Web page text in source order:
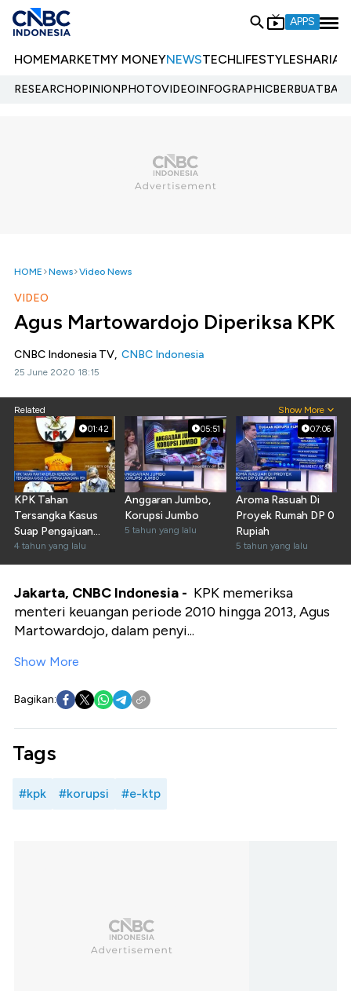
APPS
HOMEMARKETMY MONEYNEWSTECHLIFESTYLESHARIA
RESEARCHOPINIONPHOTOVIDEOINFOGRAPHIC
HOME News Video News
VIDEO
Agus Martowardojo Diperiksa KPK
CNBC Indonesia TV, CNBC Indonesia
25 June 2020 18:15
Related Show More
01:42
KPK Tahan
Tersangka Kasus
Suap Pengajuan
Dana PEN
4 tahun yang lalu
05:51
Anggaran Jumbo,
Korupsi Jumbo
5 tahun yang lalu
07:06
Aroma Rasuah Di
Proyek Rumah DP 0
Rupiah
5 tahun yang lalu
Jakarta, CNBC Indonesia - KPK memeriksa
menteri keuangan periode 2010 hingga 2013, Agus
Martowardojo, dalam penyi...
Show More
Bagikan:
Tags
#kpk #korupsi #e-ktp